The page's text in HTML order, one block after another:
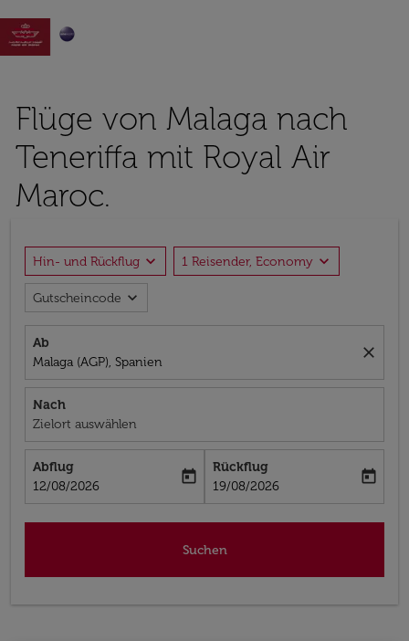

Flüge von Malaga nach
Teneriffa mit Royal Air
Maroc.
Hin- und Rückflug expand_more 1 Reisender, Economy expand_more
Gutscheincode expand_more
Ab
Malaga (AGP), Spanien
close
Nach
Zielort auswählen
Abflug
fc-booking-departure-date-aria-label
12/08/2026
today
Rückflug
fc-booking-return-date-aria-label
19/08/2026
today
Suchen